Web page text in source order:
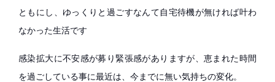
ともにし、ゆっくりと過ごすなんて自宅待機が無ければ叶わ
なかった生活です
感染拡大に不安感が募り緊張感がありますが、恵まれた時間
を過ごしている事に最近は、今までに無い気持ちの変化。